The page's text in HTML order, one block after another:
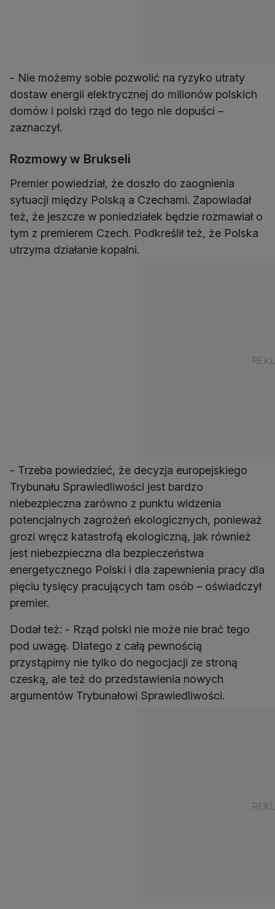
- Nie możemy sobie pozwolić na ryzyko utraty
dostaw energii elektrycznej do milionów polskich
domów i polski rząd do tego nie dopuści –
zaznaczył.
Rozmowy w Brukseli
Premier powiedział, że doszło do zaognienia
sytuacji między Polską a Czechami. Zapowiadał
też, że jeszcze w poniedziałek będzie rozmawiał o
tym z premierem Czech. Podkreślił też, że Polska
utrzyma działanie kopalni.
- Trzeba powiedzieć, że decyzja europejskiego
Trybunału Sprawiedliwości jest bardzo
niebezpieczna zarówno z punktu widzenia
potencjalnych zagrożeń ekologicznych, ponieważ
grozi wręcz katastrofą ekologiczną, jak również
jest niebezpieczna dla bezpieczeństwa
energetycznego Polski i dla zapewnienia pracy dla
pięciu tysięcy pracujących tam osób – oświadczył
premier.
Dodał też: - Rząd polski nie może nie brać tego
pod uwagę. Dlatego z całą pewnością
przystąpimy nie tylko do negocjacji ze stroną
czeską, ale też do przedstawienia nowych
argumentów Trybunałowi Sprawiedliwości.